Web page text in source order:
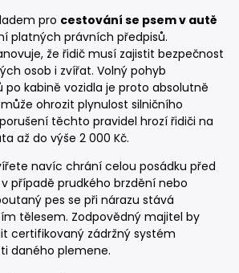
pro cestování se psem v autě
platných právních předpisů.
že řidič musí zajistit bezpečnost
osob i zvířat. Volný pohyb
kabině vozidla je proto absolutně
ohrozit plynulost silničního
těchto pravidel hrozí řidiči na
až do výše 2 000 Kč.
navíc chrání celou posádku před
případě prudkého brzdění nebo
pes se při nárazu stává
tělesem. Zodpovědný majitel by
certifikovaný zádržný systém
daného plemene.